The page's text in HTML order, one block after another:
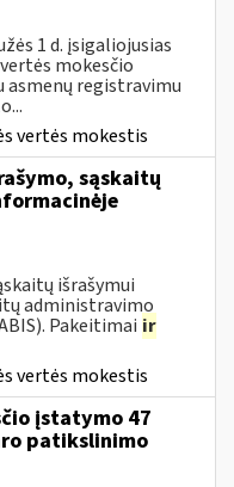
1 d. įsigaliojusias
mokesčio
asmenų registravimu
vertės mokestis
sąskaitų
išrašymui
administravimo
Pakeitimai ir
vertės mokestis
įstatymo 47
patikslinimo